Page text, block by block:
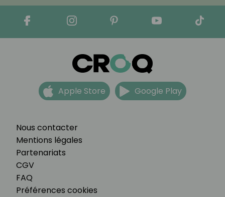
Nous contacter
Mentions légales
Partenariats
CGV
FAQ
Préférences cookies
Apple Store Google Play